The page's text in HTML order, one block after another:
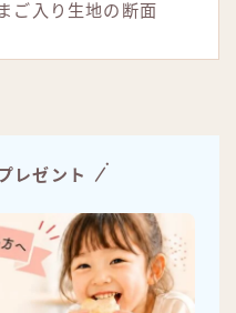
ご入り生地の断面
レゼント